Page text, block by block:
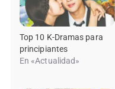
Top 10 K-Dramas para
principiantes
En «Actualidad»